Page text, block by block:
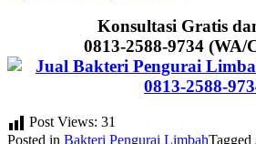
Konsultasi Gratis
0813-2588-9734 (WA/
Post Views: 31
Posted in Bakteri Pengurai LimbahTagged